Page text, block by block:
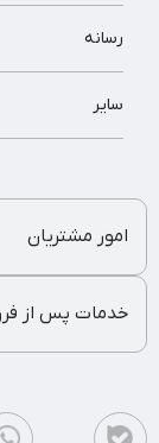
رسانه
سایر
امور مشتریان
خدمات پس از